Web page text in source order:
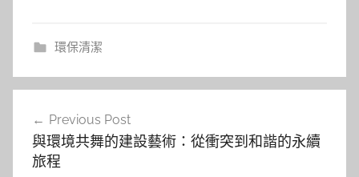
環保清潔
導
Previous Post
與環境共舞的建設藝術：從衝突到和諧的永續
旅程